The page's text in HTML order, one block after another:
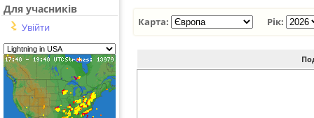
Для учасників
Увійти Карта: Рік: